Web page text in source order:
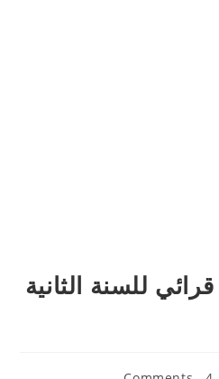
للسنة الثانية
Post